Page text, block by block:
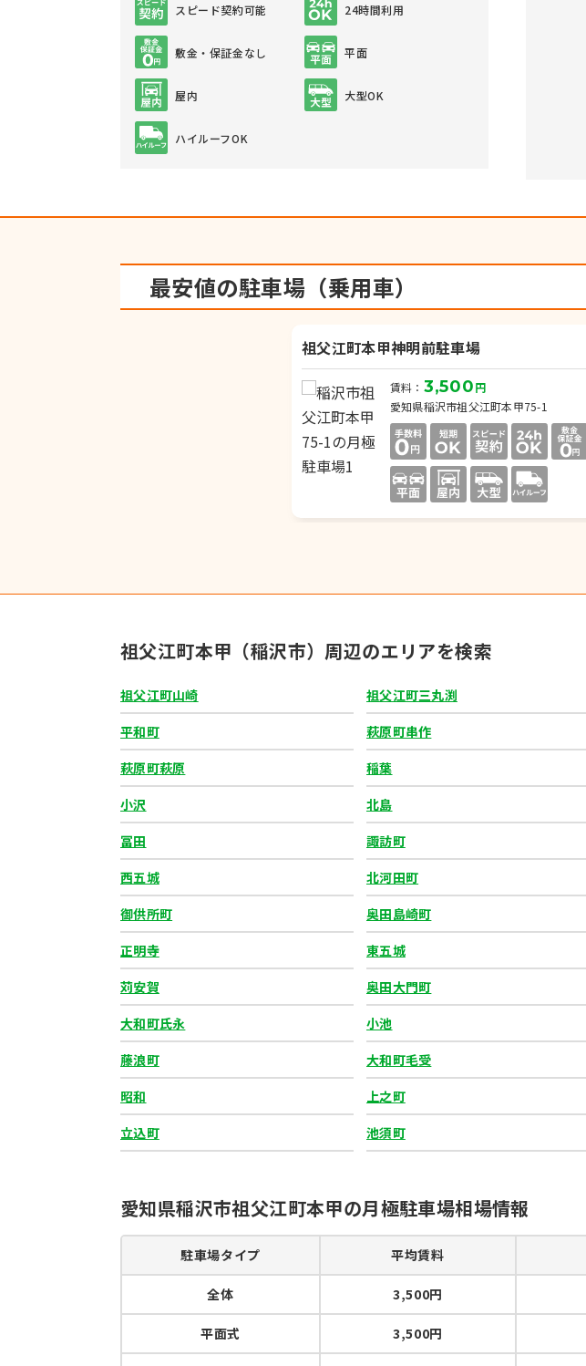
スピード契約可能 24時間利用
敷金・保証金なし 平面
屋内 大型OK
ハイルーフOK
最安値の駐車場（乗用車）
祖父江町本甲神明前駐車場
賃料： 3,500円
愛知県稲沢市祖父江町本甲75-1
祖父江町本甲（稲沢市）周辺のエリアを検索
祖父江町山崎 祖父江町三丸渕
平和町
萩原町串作
萩原町萩原
稲葉
小沢
北島
冨田
諏訪町
西五城
北河田町
御供所町
奥田島崎町
正明寺
東五城
苅安賀
奥田大門町
大和町氏永
小池
藤浪町
大和町毛受
昭和
上之町
立込町
池須町
愛知県稲沢市祖父江町本甲の月極駐車場相場情報
駐車場タイプ 平均賃料
全体 3,500円
平面式 3,500円